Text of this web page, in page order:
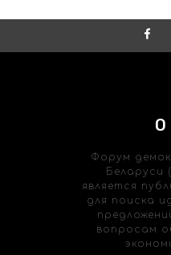
О
Форум
Беларуси
является
для поиска
вопросам